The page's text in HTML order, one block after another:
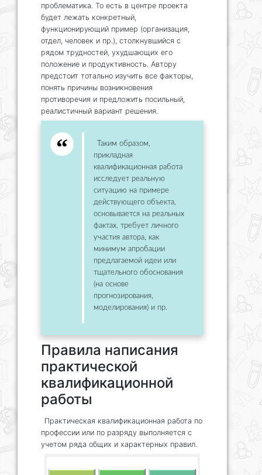
проблематика. То есть в центре проекта
будет лежать конкретный,
функционирующий пример (организация,
отдел, человек и пр.), столкнувшийся с
рядом трудностей, ухудшающих его
положение и продуктивность. Автору
предстоит тотально изучить все факторы,
понять причины возникновения
противоречия и предложить посильный,
реалистичный вариант решения.
Таким образом,
прикладная
квалификационная работа
исследует реальную
ситуацию на примере
действующего объекта,
основывается на реальных
фактах, требует личного
участия автора, как
минимум апробации
предлагаемой идеи или
тщательного обоснования
(на основе
прогнозирования,
моделирования) и пр.
Правила написания
практической
квалификационной
работы
Практическая квалификационная работа по
профессии или по разряду выполняется с
учетом ряда общих и характерных правил.